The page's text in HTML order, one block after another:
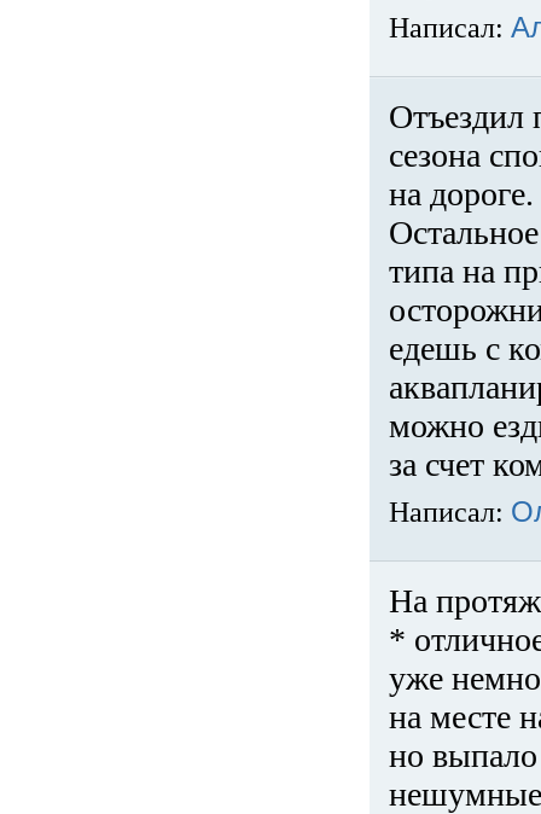
Написал:
Отъездил
сезона
на
типа на
едешь с
можно
за счет
Написал:
На
*
уже
на месте
но
нешумные